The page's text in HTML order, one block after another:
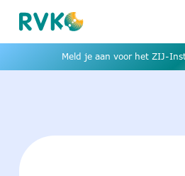
Meld je aan voor het ZIJ-